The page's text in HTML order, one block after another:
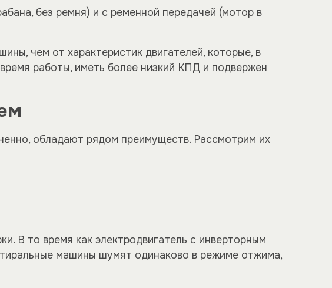
без ремня) и с ременной передачей (мотор в
чем от характеристик двигателей, которые, в
работы, иметь более низкий КПД и подвержен
обладают рядом преимуществ. Рассмотрим их
В то время как электродвигатель с инверторным
машины шумят одинаково в режиме отжима,